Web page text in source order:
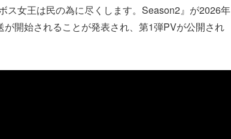
ス女王は民の為に尽くします。Season2』が2026年
開始されることが発表され、第1弾PVが公開され